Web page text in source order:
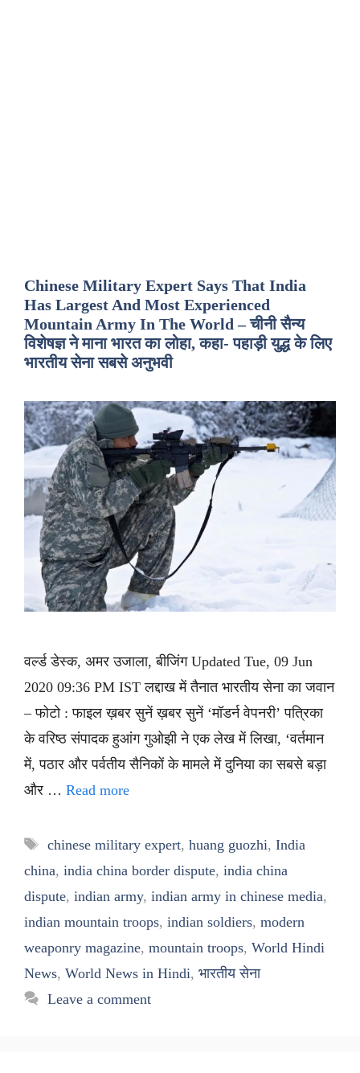
Chinese Military Expert Says That India
Has Largest And Most Experienced
Mountain Army In The World – चीनी सैन्य
विशेषज्ञ ने माना भारत का लोहा, कहा- पहाड़ी युद्ध के लिए
भारतीय सेना सबसे अनुभवी
वर्ल्ड डेस्क, अमर उजाला, बीजिंग Updated Tue, 09 Jun
2020 09:36 PM IST लद्दाख में तैनात भारतीय सेना का जवान
– फोटो : फाइल ख़बर सुनें ख़बर सुनें ‘मॉडर्न वेपनरी’ पत्रिका
के वरिष्ठ संपादक हुआंग गुओझी ने एक लेख में लिखा, ‘वर्तमान
में, पठार और पर्वतीय सैनिकों के मामले में दुनिया का सबसे बड़ा
और … Read more
Tags
chinese military expert, huang guozhi, India
china, india china border dispute, india china
dispute, indian army, indian army in chinese media,
indian mountain troops, indian soldiers, modern
weaponry magazine, mountain troops, World Hindi
News, World News in Hindi, भारतीय सेना
Leave a comment